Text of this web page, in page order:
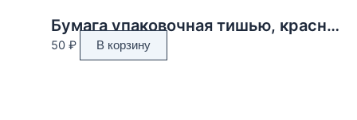
Бумага упаковочная тишью, красная, 50 х 66 см
50 ₽ В корзину